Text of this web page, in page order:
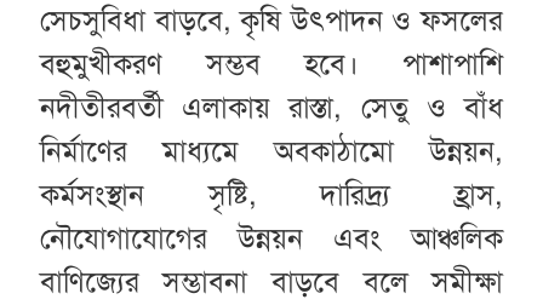
সেচসুবিধা বাড়বে, কৃষি উৎপাদন ও ফসলের
বহুমুখীকরণ সম্ভব হবে। পাশাপাশি
নদীতীরবর্তী এলাকায় রাস্তা, সেতু ও বাঁধ
নির্মাণের মাধ্যমে অবকাঠামো উন্নয়ন,
কর্মসংস্থান সৃষ্টি, দারিদ্র্য হ্রাস,
নৌযোগাযোগের উন্নয়ন এবং আঞ্চলিক
বাণিজ্যের সম্ভাবনা বাড়বে বলে সমীক্ষা